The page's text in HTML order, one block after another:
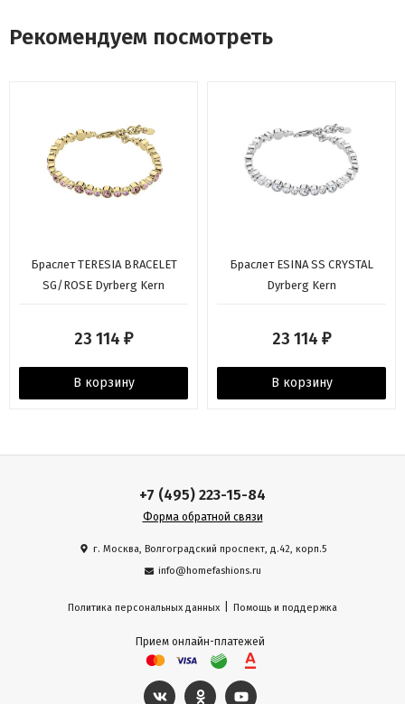
Рекомендуем посмотреть
Браслет TERESIA BRACELET
SG/ROSE Dyrberg Kern
23 114 ₽
В корзину
Браслет ESINA SS CRYSTAL
Dyrberg Kern
23 114 ₽
В корзину
+7 (495) 223-15-84
Форма обратной связи
г. Москва, Волгоградский проспект, д.42, корп.5
info@homefashions.ru
Политика персональных данных Помощь и поддержка
Прием онлайн-платежей